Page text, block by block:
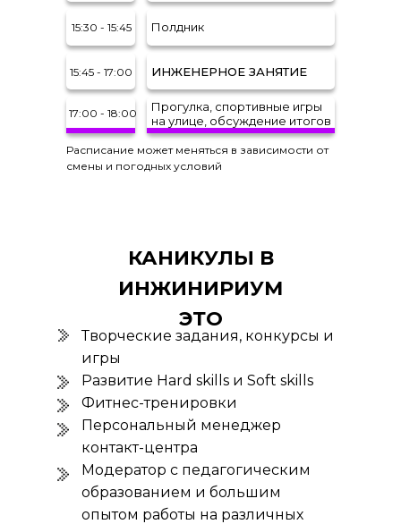
Расписание может меняться в зависимости от
смены и погодных условий
15:30 - 15:45 Полдник
17:00 - 18:00
Прогулка, спортивные игры
на улице, обсуждение итогов
15:45 - 17:00 ИНЖЕНЕРНОЕ ЗАНЯТИЕ
КАНИКУЛЫ В
ИНЖИНИРИУМ
ЭТО
Творческие задания, конкурсы и
игры
Развитие Hard skills и Soft skills
Фитнес-тренировки
Персональный менеджер
контакт-центра
Модератор с педагогическим
образованием и большим
опытом работы на различных